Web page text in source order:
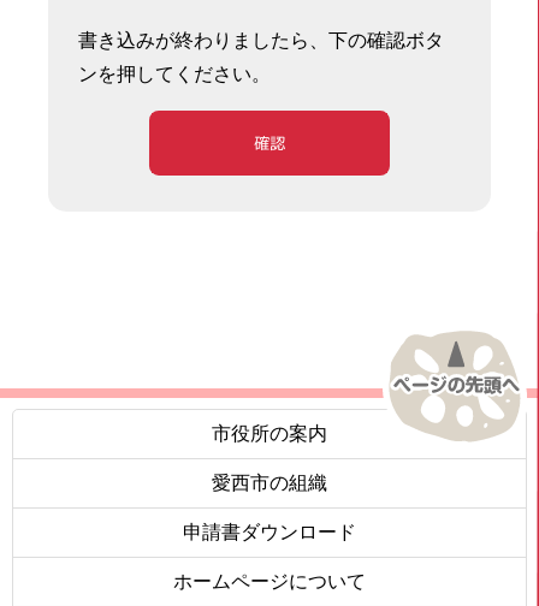
書き込みが終わりましたら、下の確認ボタ
ンを押してください。
確認
市役所の案内
愛西市の組織
申請書ダウンロード
ホームページについて